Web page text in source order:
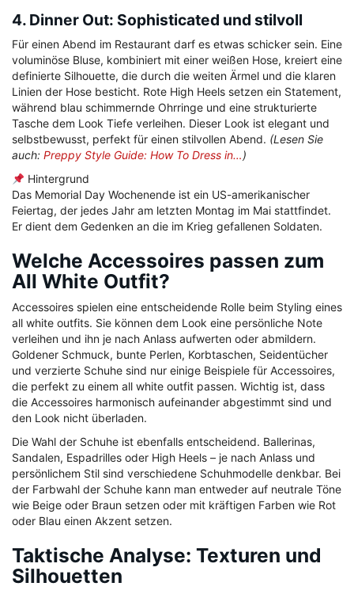
4. Dinner Out: Sophisticated und stilvoll
Für einen Abend im Restaurant darf es etwas schicker sein. Eine
voluminöse Bluse, kombiniert mit einer weißen Hose, kreiert eine
definierte Silhouette, die durch die weiten Ärmel und die klaren
Linien der Hose besticht. Rote High Heels setzen ein Statement,
während blau schimmernde Ohrringe und eine strukturierte
Tasche dem Look Tiefe verleihen. Dieser Look ist elegant und
selbstbewusst, perfekt für einen stilvollen Abend. (Lesen Sie
auch: Preppy Style Guide: How To Dress in…)
Hintergrund
Das Memorial Day Wochenende ist ein US-amerikanischer
Feiertag, der jedes Jahr am letzten Montag im Mai stattfindet.
Er dient dem Gedenken an die im Krieg gefallenen Soldaten.
Welche Accessoires passen zum
All White Outfit?
Accessoires spielen eine entscheidende Rolle beim Styling eines
all white outfits. Sie können dem Look eine persönliche Note
verleihen und ihn je nach Anlass aufwerten oder abmildern.
Goldener Schmuck, bunte Perlen, Korbtaschen, Seidentücher
und verzierte Schuhe sind nur einige Beispiele für Accessoires,
die perfekt zu einem all white outfit passen. Wichtig ist, dass
die Accessoires harmonisch aufeinander abgestimmt sind und
den Look nicht überladen.
Die Wahl der Schuhe ist ebenfalls entscheidend. Ballerinas,
Sandalen, Espadrilles oder High Heels – je nach Anlass und
persönlichem Stil sind verschiedene Schuhmodelle denkbar. Bei
der Farbwahl der Schuhe kann man entweder auf neutrale Töne
wie Beige oder Braun setzen oder mit kräftigen Farben wie Rot
oder Blau einen Akzent setzen.
Taktische Analyse: Texturen und
Silhouetten